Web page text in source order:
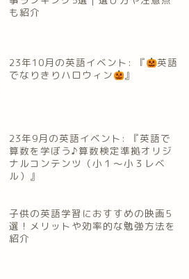
も紹介
23年10月の英語イベント: 『
英語
でなりきりハロウィン
』
23年9月の英語イベント: 『英語で
算数を学ぼう♪算数検定準拠オリジ
ナルコンテンツ（小１～小３レベ
ル）』
子供の英語学習におすすめの映画5
選！メリットや効率的な勉強方法を
紹介